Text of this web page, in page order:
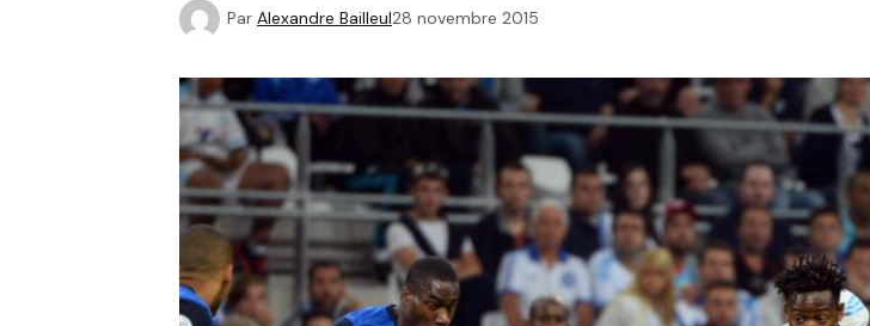
Par Alexandre Bailleul28 novembre 2015